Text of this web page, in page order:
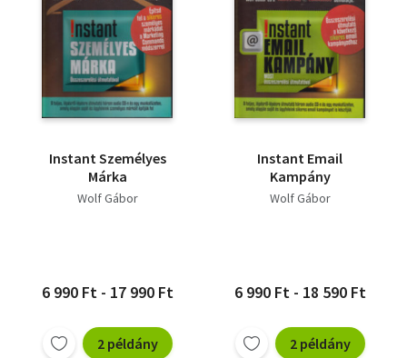
Instant Személyes
Márka
Wolf Gábor
6 990 Ft - 17 990 Ft
2 példány
Instant Email
Kampány
Wolf Gábor
6 990 Ft - 18 590 Ft
2 példány